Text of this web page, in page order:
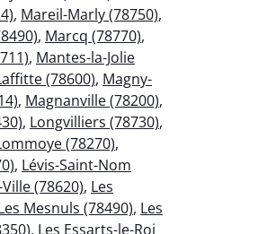
, Mareil-Marly (78750),
, Marcq (78770),
, Mantes-la-Jolie
(78600), Magny-
, Magnanville (78200),
, Longvilliers (78730),
(78270),
, Lévis-Saint-Nom
Ville (78620), Les
Mesnuls (78490), Les
, Les Essarts-le-Roi